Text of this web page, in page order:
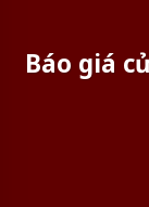
Báo giá